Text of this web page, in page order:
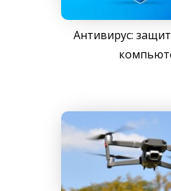
Антивирус: